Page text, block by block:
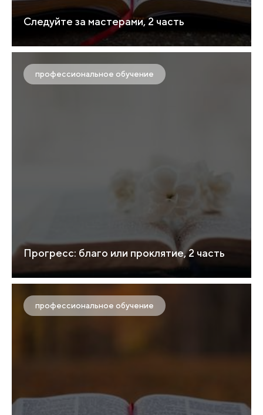
Следуйте за мастерами, 2 часть
профессиональное обучение
Прогресс: благо или проклятие, 2 часть
профессиональное обучение